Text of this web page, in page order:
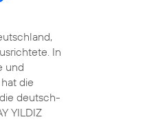
In
und
die
deutsch-
YILDIZ